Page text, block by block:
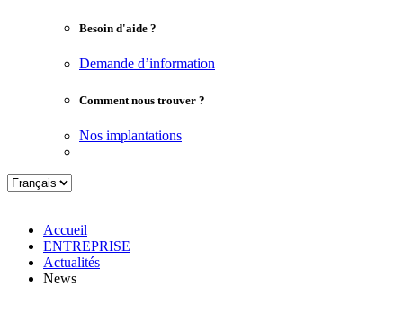
Besoin d'aide ?
Demande d’information
Comment nous trouver ?
Nos implantations
Accueil
ENTREPRISE
Actualités
News